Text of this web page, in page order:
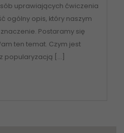
uprawiających ćwiczenia
ogólny opis, który naszym
Postaramy się
ten temat. Czym jest
popularyzacją […]